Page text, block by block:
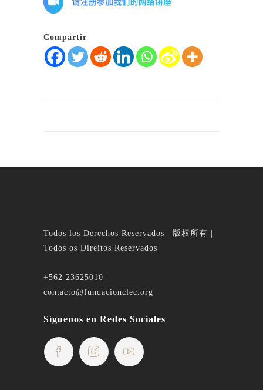
Compartir
Todos los Derechos Reservados | 版权所有 |
Todos os Direitos Reservados
+562 23625010 |
contacto@fundacionclec.org
Síguenos en Redes Sociales